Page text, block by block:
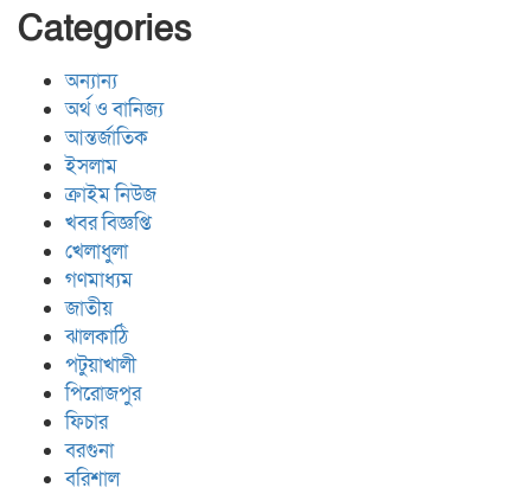
Categories
অন্যান্য
অর্থ ও বানিজ্য
আন্তর্জাতিক
ইসলাম
ক্রাইম নিউজ
খবর বিজ্ঞপ্তি
খেলাধুলা
গণমাধ্যম
জাতীয়
ঝালকাঠি
পটুয়াখালী
পিরোজপুর
ফিচার
বরগুনা
বরিশাল